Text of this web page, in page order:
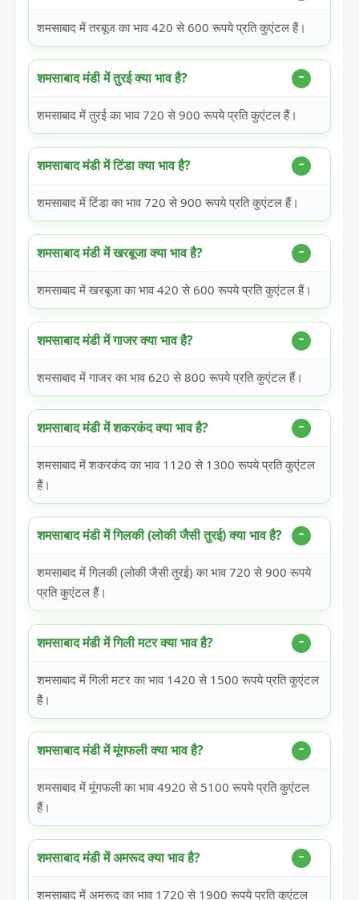
शमसाबाद में तरबूज का भाव 420 से 600 रूपये प्रति कुएंटल हैं।
शमसाबाद मंडी में तुरई क्या भाव है?
शमसाबाद में तुरई का भाव 720 से 900 रूपये प्रति कुएंटल हैं।
शमसाबाद मंडी में टिंडा क्या भाव है?
शमसाबाद में टिंडा का भाव 720 से 900 रूपये प्रति कुएंटल हैं।
शमसाबाद मंडी में खरबूजा क्या भाव है?
शमसाबाद में खरबूजा का भाव 420 से 600 रूपये प्रति कुएंटल हैं।
शमसाबाद मंडी में गाजर क्या भाव है?
शमसाबाद में गाजर का भाव 620 से 800 रूपये प्रति कुएंटल हैं।
शमसाबाद मंडी में शकरकंद क्या भाव है?
शमसाबाद में शकरकंद का भाव 1120 से 1300 रूपये प्रति कुएंटल
हैं।
शमसाबाद मंडी में गिलकी (लोकी जैसी तुरई) क्या भाव है?
शमसाबाद में गिलकी (लोकी जैसी तुरई) का भाव 720 से 900 रूपये
प्रति कुएंटल हैं।
शमसाबाद मंडी में गिली मटर क्या भाव है?
शमसाबाद में गिली मटर का भाव 1420 से 1500 रूपये प्रति कुएंटल
हैं।
शमसाबाद मंडी में मूंगफली क्या भाव है?
शमसाबाद में मूंगफली का भाव 4920 से 5100 रूपये प्रति कुएंटल
हैं।
शमसाबाद मंडी में अमरूद क्या भाव है?
शमसाबाद में अमरूद का भाव 1720 से 1900 रूपये प्रति कुएंटल